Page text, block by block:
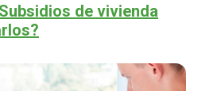
Subsidios de vivienda